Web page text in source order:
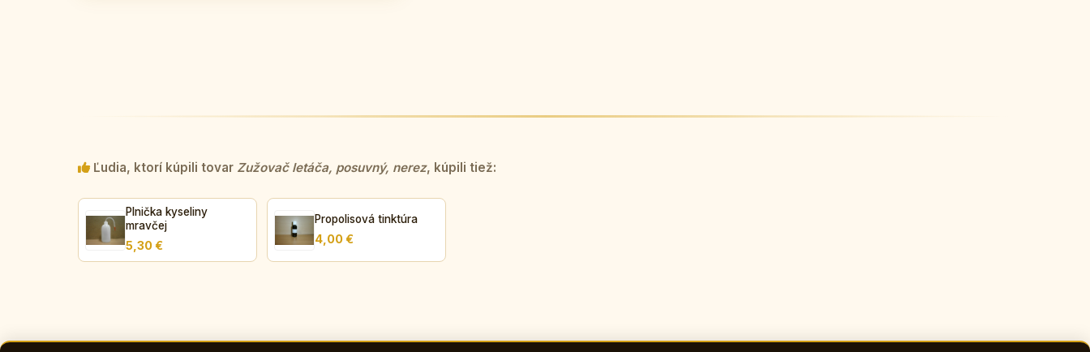
Ľudia, ktorí kúpili tovar Zužovač letáča, posuvný, nerez, kúpili tiež:
Plnička kyseliny
mravčej
5,30 €
Propolisová tinktúra
4,00 €